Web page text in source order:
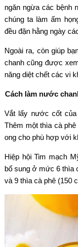
ngăn ngừa các bệnh
chúng ta làm ấm
đều đặn hằng ngày
Ngoài ra, còn giúp
chanh cũng được
năng diệt chết các vi
Cách làm nước
Vắt lấy nước cốt
Thêm một thìa cà
ong cho phù hợp với
Hiệp hội Tim mạch
bổ sung ở mức 6 thìa
và 9 thìa cà phê (150